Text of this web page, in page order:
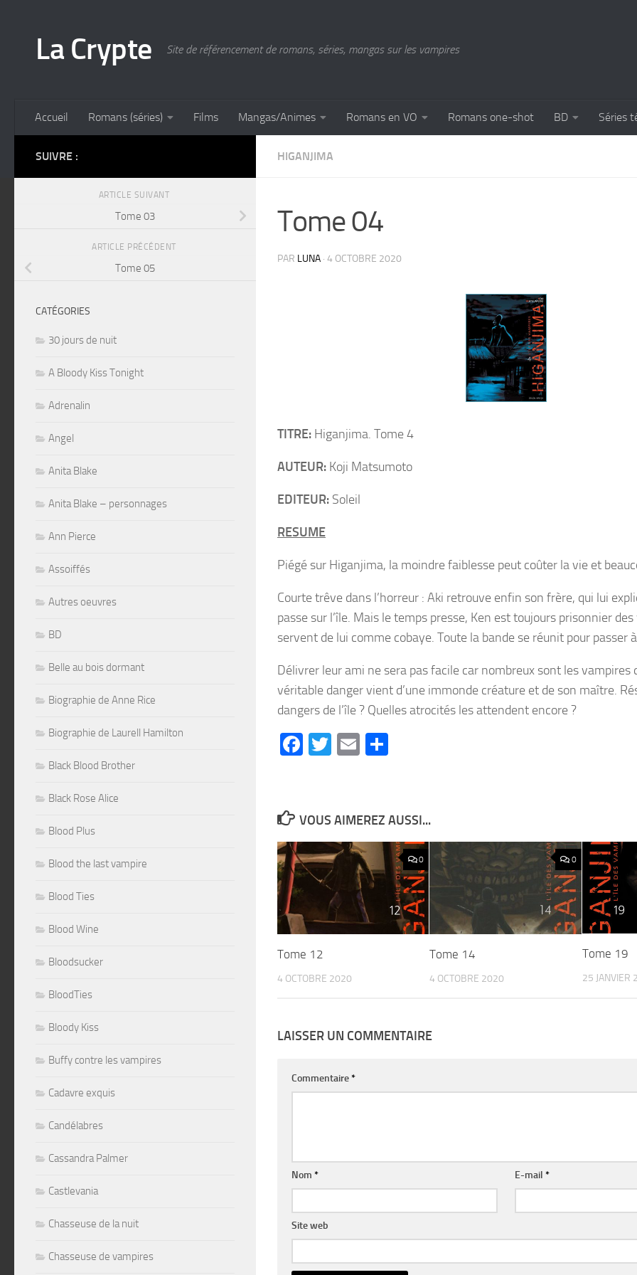
La Crypte Site de référencement de romans, séries, mangas sur les vampires
Accueil Romans (séries) Films Mangas/Animes Romans en VO Romans one-shot BD Séries
HIGANJIMA
Tome 04
PAR LUNA · 4 OCTOBRE 2020
TITRE: Higanjima. Tome 4
AUTEUR: Koji Matsumoto
EDITEUR: Soleil
RESUME
Piégé sur Higanjima, la moindre faiblesse peut coûter la vie et
Courte trêve dans l’horreur : Aki retrouve enfin son frère, qui lui
passe sur l’île. Mais le temps presse, Ken est toujours prisonnier
servent de lui comme cobaye. Toute la bande se réunit pour passer
Délivrer leur ami ne sera pas facile car nombreux sont les vampires
véritable danger vient d’une immonde créature et de son maître.
dangers de l’île ? Quelles atrocités les attendent encore ?
Facebook
Twitter
Email
VOUS AIMEREZ AUSSI...
0
Tome 12
4 OCTOBRE 2020
0
Tome 14
4 OCTOBRE 2020
Tome 19
25 JANVIER
LAISSER UN COMMENTAIRE
Commentaire*
Nom * E-mail*
Site web
SUIVRE :
ARTICLE SUIVANT
Tome 03
ARTICLE PRÉCÉDENT
Tome 05
CATÉGORIES
30 jours de nuit
A Bloody Kiss Tonight
Adrenalin
Angel
Anita Blake
Anita Blake – personnages
Ann Pierce
Assoiffés
Autres oeuvres
BD
Belle au bois dormant
Biographie de Anne Rice
Biographie de Laurell Hamilton
Black Blood Brother
Black Rose Alice
Blood Plus
Blood the last vampire
Blood Ties
Blood Wine
Bloodsucker
BloodTies
Bloody Kiss
Buffy contre les vampires
Cadavre exquis
Candélabres
Cassandra Palmer
Castlevania
Chasseuse de la nuit
Chasseuse de vampires